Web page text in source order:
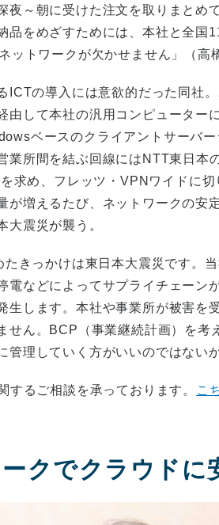
夜～朝に受けた注文を取りまとめ
品をめざすためには、本社と全国
ットワークが欠かせません」（高
ICTの導入には意欲的だった同社
由して本社の汎用コンピューター
ベースのクライアントサーバ
業所間を結ぶ回線にはNTT東日本
求め、フレッツ・VPNワイドに切
が増えるたび、ネットワークの安
大震災が襲う。
たきっかけは東日本大震災です。
電などによってサプライチェーン
生します。本社や事業所が被害を
せん。BCP（事業継続計画）を考
管理していく方がいいのではない
するご相談を承っております。 こ
クでクラウドに